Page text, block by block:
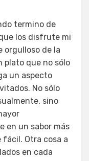
termino de
los disfrute mi
orgulloso de la
plato que no sólo
un aspecto
No sólo
sino
en un sabor más
fácil. Otra cosa a
en cada